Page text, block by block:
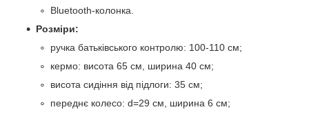
Bluetooth-колонка.
Розміри:
ручка батьківського контролю: 100-110 см;
кермо: висота 65 см, ширина 40 см;
висота сидіння від підлоги: 35 см;
переднє колесо: d=29 см, ширина 6 см;